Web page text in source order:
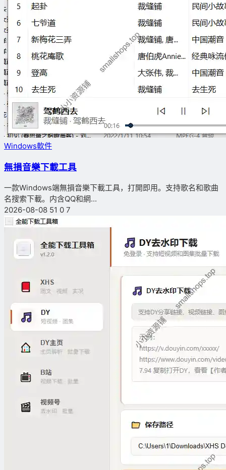
Windows軟件
無損音樂下載工具
一款Windows端無損音樂下載工具，打開即用。支持歌名和歌曲
名搜索下載。内含QQ和網...
2026-08-08 51 0 7